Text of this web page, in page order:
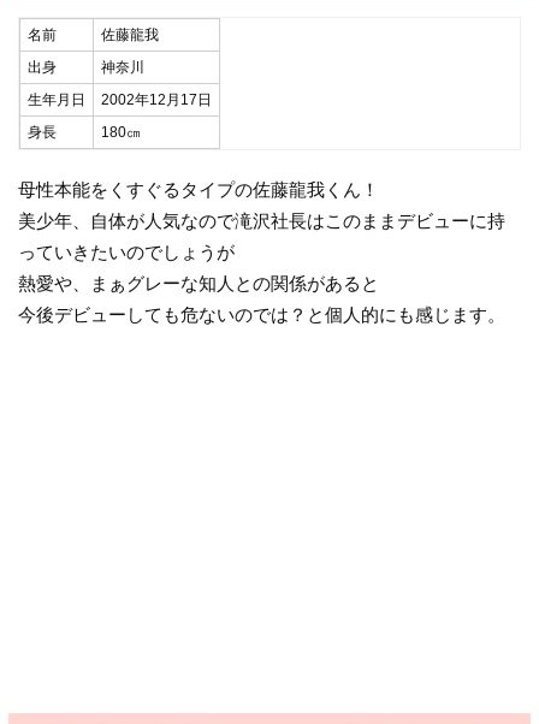
名前
佐藤龍我
出身
神奈川
生年月日
2002年12月17日
身長
180㎝
母性本能をくすぐるタイプの佐藤龍我くん！
美少年、自体が人気なので滝沢社長はこのままデビューに持
っていきたいのでしょうが
熱愛や、まぁグレーな知人との関係があると
今後デビューしても危ないのでは？と個人的にも感じます。